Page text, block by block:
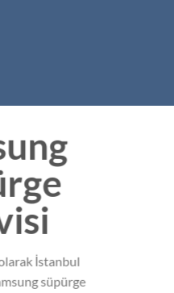
İstanbul
süpürge